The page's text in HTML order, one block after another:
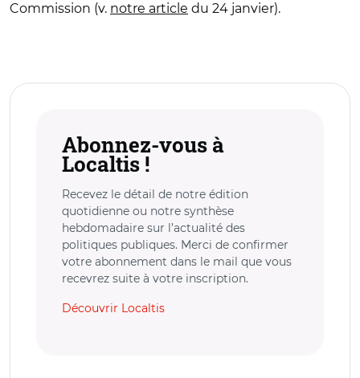
Commission (v. notre article du 24 janvier).
Abonnez-vous à
Localtis !
Recevez le détail de notre édition
quotidienne ou notre synthèse
hebdomadaire sur l’actualité des
politiques publiques. Merci de confirmer
votre abonnement dans le mail que vous
recevrez suite à votre inscription.
Découvrir Localtis